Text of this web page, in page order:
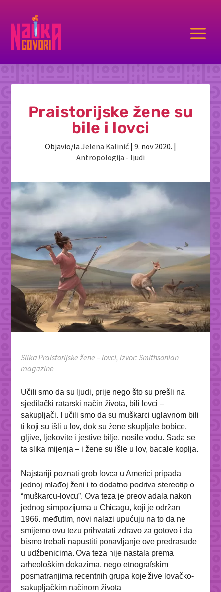
a
Praistorijske žene su
bile i lovci
Objavio/la Jelena Kalinić | 9. nov 2020. |
Antropologija - ljudi
Slika Praistorijske žene – lovci, izvor: Smithsonian
magazine
Učili smo da su ljudi, prije nego što su prešli na
sjedilački ratarski način života, bili lovci –
sakupljači. I učili smo da su muškarci uglavnom bili
ti koji su išli u lov, dok su žene skupljale bobice,
gljive, ljekovite i jestive bilje, nosile vodu. Sada se
ta slika mijenja – i žene su išle u lov, bacale koplja.
Najstariji poznati grob lovca u Americi pripada
jednoj mlađoj ženi i to dodatno podriva stereotip o
“muškarcu-lovcu”. Ova teza je preovladala nakon
jednog simpozijuma u Chicagu, koji je održan
1966. međutim, novi nalazi upućuju na to da ne
smijemo ovu tezu prihvatati zdravo za gotovo i da
bismo trebali napustiti ponavljanje ove predrasude
u udžbenicima. Ova teza nije nastala prema
arheološkim dokazima, nego etnografskim
posmatranjima recentnih grupa koje žive lovačko-
sakupljačkim načinom života